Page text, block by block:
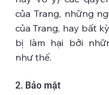
của Trang, những
của Trang, hay bất
bị làm hại bởi
như thế.
2. Bảo mật